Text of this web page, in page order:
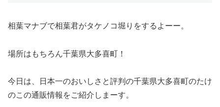
相葉マナブで相葉君がタケノコ堀りをするよーー。
場所はもちろん千葉県大多喜町！
今日は、日本一のおいしさと評判の千葉県大多喜町のたけ
のこの通販情報をご紹介しまーす。